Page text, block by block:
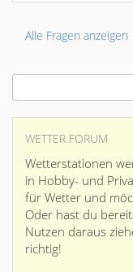
Alle Fragen anzeigen
WETTER FORUM
Wetterstationen
in Hobby- und
für Wetter und
Oder hast du
Nutzen daraus
richtig!